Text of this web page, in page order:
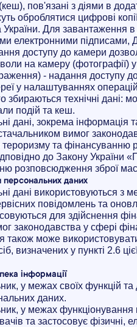
пов'язані з діями в
оброблятися цифрові
України. Для завантаження
електронними підписами,
доcтупу до камери
на камеру
- надання доступу
у налаштуваннях
збираються технічні дані:
подій та кеш.
дані, зокрема інформація
вимог
та фінансуванню
до Закону
розповсюдження зброї
даних
дані використовуються з
повідомлень та
для здійснення
законодавства у сфері
також може
визначених у пункті 2.6
інформації
у межах своїх функцій та
даних.
у межах функціонування
та застосовує фізичні,